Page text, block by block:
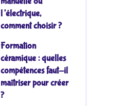
l’électrique,
comment choisir ?
Formation
céramique : quelles
compétences faut-il
maîtriser pour créer
?